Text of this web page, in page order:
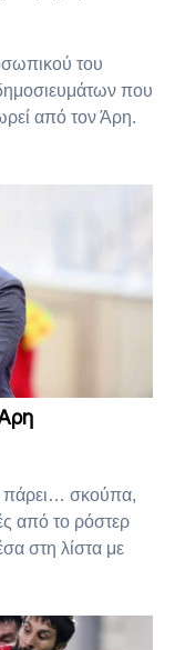
του
που
από τον Άρη.
πάρει… σκούπα,
από το ρόστερ
στη λίστα με